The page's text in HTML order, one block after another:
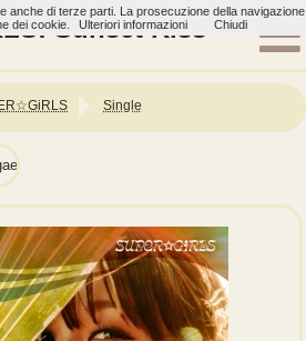
Sunset Kiss
Single
wa Totsuzen ni~ (ハッピー・ターン!～
anche di terze parti. La prosecuzione della navigazione
dei cookie.
Ulteriori informazioni Chiudi